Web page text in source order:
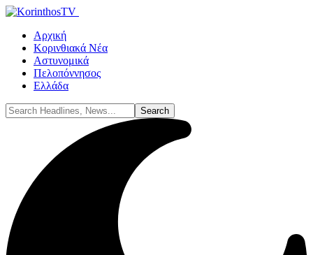
Αρχική
Κορινθιακά Νέα
Αστυνομικά
Πελοπόννησος
Ελλάδα